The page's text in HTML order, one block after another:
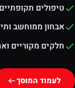
טיפולים
אבחון ממוחשב
חלקים מקוריים
לעמוד המוסך